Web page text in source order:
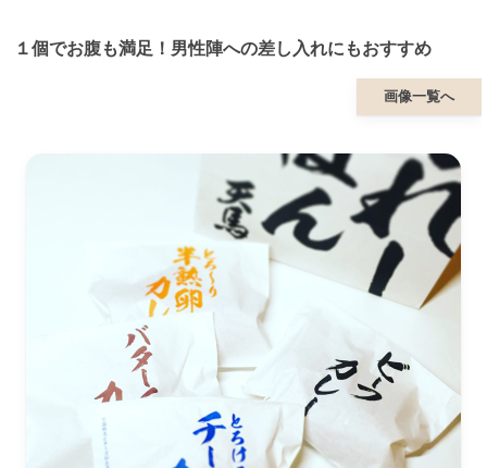
１個でお腹も満足！男性陣への差し入れにもおすすめ
画像一覧へ